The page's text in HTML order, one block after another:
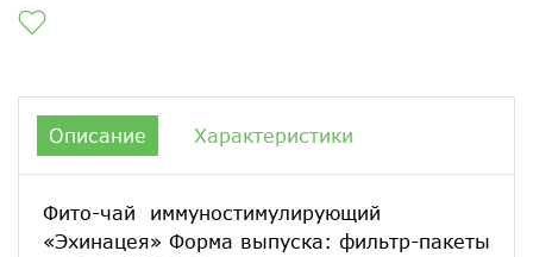
Описание Характеристики
Фито-чай иммуностимулирующий
«Эхинацея» Форма выпуска: фильтр-пакеты